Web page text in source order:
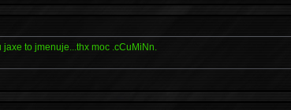
to jmenuje...thx moc .cCuMiNn.